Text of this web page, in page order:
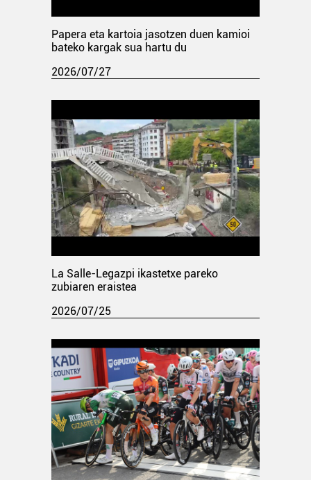
Papera eta kartoia jasotzen duen kamioi
bateko kargak sua hartu du
2026/07/27
La Salle-Legazpi ikastetxe pareko
zubiaren eraistea
2026/07/25